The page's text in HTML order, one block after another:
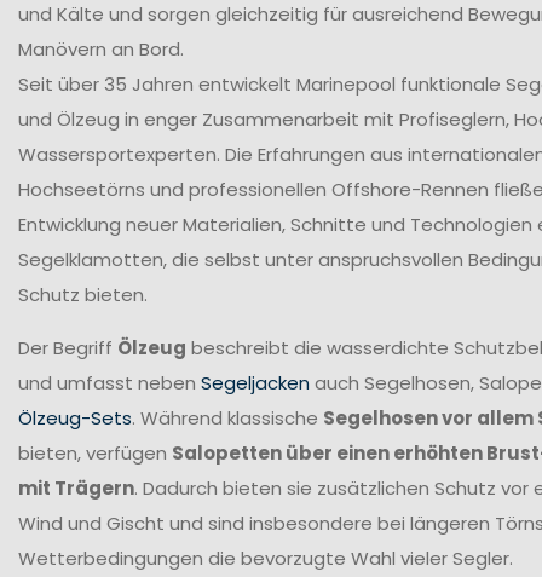
und Kälte und sorgen gleichzeitig für ausreichend
Manövern an Bord.
Seit über 35 Jahren entwickelt Marinepool funktionale
und Ölzeug in enger Zusammenarbeit mit Profiseglern,
Wassersportexperten. Die Erfahrungen aus
Hochseetörns und professionellen Offshore-Rennen
Entwicklung neuer Materialien, Schnitte und Technologien
Segelklamotten, die selbst unter anspruchsvollen
Schutz bieten.
Der Begriff Ölzeug beschreibt die wasserdichte
und umfasst neben Segeljacken auch Segelhosen,
Ölzeug-Sets. Während klassische Segelhosen vor allem
bieten, verfügen Salopetten über einen erhöhten
mit Trägern. Dadurch bieten sie zusätzlichen Schutz vor
Wind und Gischt und sind insbesondere bei längeren
Wetterbedingungen die bevorzugte Wahl vieler Segler.